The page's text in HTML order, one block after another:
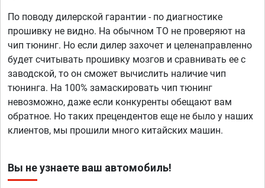
По поводу дилерской гарантии - по диагностике
прошивку не видно. На обычном ТО не проверяют на
чип тюнинг. Но если дилер захочет и целенаправленно
будет считывать прошивку мозгов и сравнивать ее с
заводской, то он сможет вычислить наличие чип
тюнинга. На 100% замаскировать чип тюнинг
невозможно, даже если конкуренты обещают вам
обратное. Но таких прецендентов еще не было у наших
клиентов, мы прошили много китайских машин.
Вы не узнаете ваш автомобиль!